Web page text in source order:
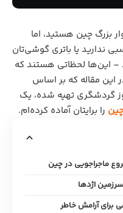
بزرگ چین هستید، اما
ندارید یا باتری گوشی‌تان
این‌ها لحظاتی هستند که
این مقاله که بر اساس
گردشگری تهیه شده، یک
را برایتان آماده کرده‌ام.
ماجراجویی در چین
اژدها
برای آرامش خاطر